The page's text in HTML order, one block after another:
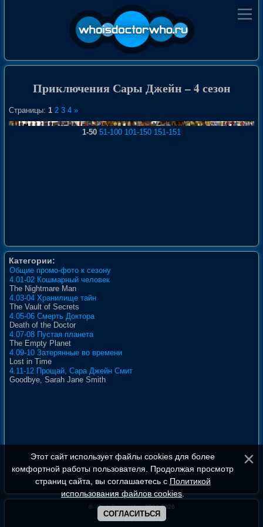
Приключения Сары Джейн – 4 сезон
Страницы: 1 2 3 4 »
1-50 51-100 101-150 151-151
Категории:
Общие промо-фото к сезону
4.01-02 Кошмарный человек
The Nightmare Man
4.03-04 Хранилище тайн
The Vault of Secrets
4.05-06 Смерть Доктора
Death of the Doctor
4.07-08 Пустая планета
The Empty Planet
4.09-10 Затерянные во времени
Lost in Time
4.11-12 Прощай, Сара Джейн Смит
Goodbye, Sarah Jane Smith
© WhoIsDoctorWho, 2008-2026
Этот сайт использует файлы cookies для более
комфортной работы пользователя. Продолжая просмотр
страниц сайта, вы соглашаетесь с Политикой
использования файлов cookies.
СОГЛАСИТЬСЯ